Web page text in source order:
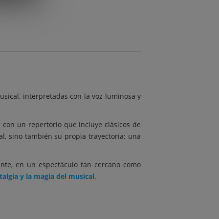
interpretadas con la voz luminosa y
un repertorio que incluye clásicos de
sino también su propia trayectoria: una
en un espectáculo tan cercano como
y la magia del musical.